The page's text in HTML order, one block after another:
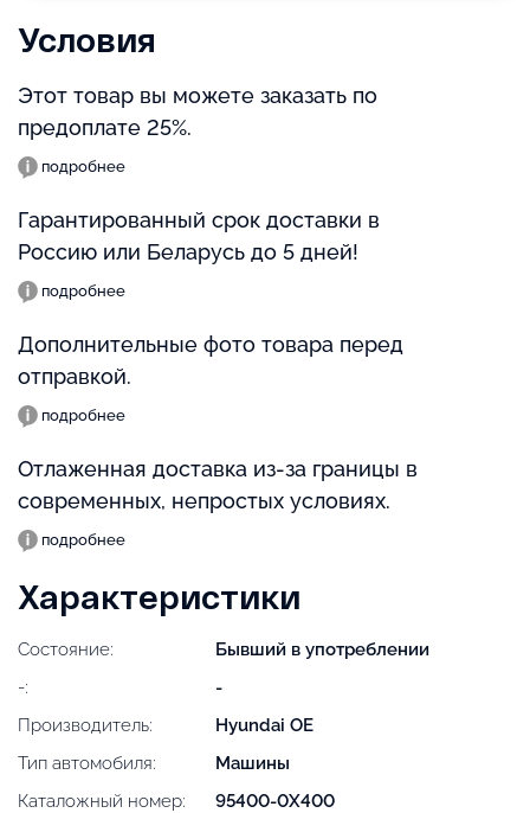
Условия
Этот товар вы можете заказать по
предоплате 25%.
подробнее
Гарантированный срок доставки в
Россию или Беларусь до 5 дней!
подробнее
Дополнительные фото товара перед
отправкой.
подробнее
Отлаженная доставка из-за границы в
современных, непростых условиях.
подробнее
Характеристики
Состояние:
Бывший в употреблении
-:
-
Производитель:
Hyundai OE
Тип автомобиля:
Машины
Каталожный номер:
95400-0X400